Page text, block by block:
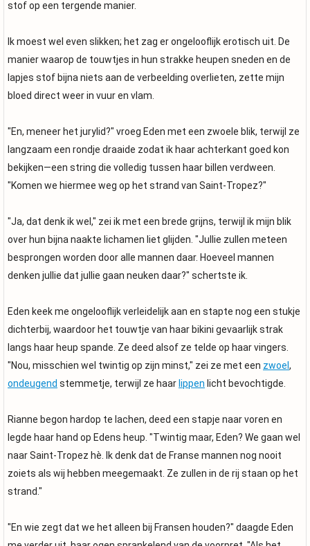
stof op een tergende manier.
Ik moest wel even slikken; het zag er ongelooflijk erotisch uit. De
manier waarop de touwtjes in hun strakke heupen sneden en de
lapjes stof bijna niets aan de verbeelding overlieten, zette mijn
bloed direct weer in vuur en vlam.
"En, meneer het jurylid?" vroeg Eden met een zwoele blik, terwijl ze
langzaam een rondje draaide zodat ik haar achterkant goed kon
bekijken—een string die volledig tussen haar billen verdween.
"Komen we hiermee weg op het strand van Saint-Tropez?"
"Ja, dat denk ik wel," zei ik met een brede grijns, terwijl ik mijn blik
over hun bijna naakte lichamen liet glijden. "Jullie zullen meteen
besprongen worden door alle mannen daar. Hoeveel mannen
denken jullie dat jullie gaan neuken daar?" schertste ik.
Eden keek me ongelooflijk verleidelijk aan en stapte nog een stukje
dichterbij, waardoor het touwtje van haar bikini gevaarlijk strak
langs haar heup spande. Ze deed alsof ze telde op haar vingers.
"Nou, misschien wel twintig op zijn minst," zei ze met een zwoel ,
ondeugend stemmetje, terwijl ze haar lippen licht bevochtigde.
Rianne begon hardop te lachen, deed een stapje naar voren en
legde haar hand op Edens heup. "Twintig maar, Eden? We gaan wel
naar Saint-Tropez hè. Ik denk dat de Franse mannen nog nooit
zoiets als wij hebben meegemaakt. Ze zullen in de rij staan op het
strand."
"En wie zegt dat we het alleen bij Fransen houden?" daagde Eden